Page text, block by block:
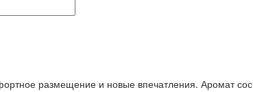
размещение и новые впечатления. Аромат